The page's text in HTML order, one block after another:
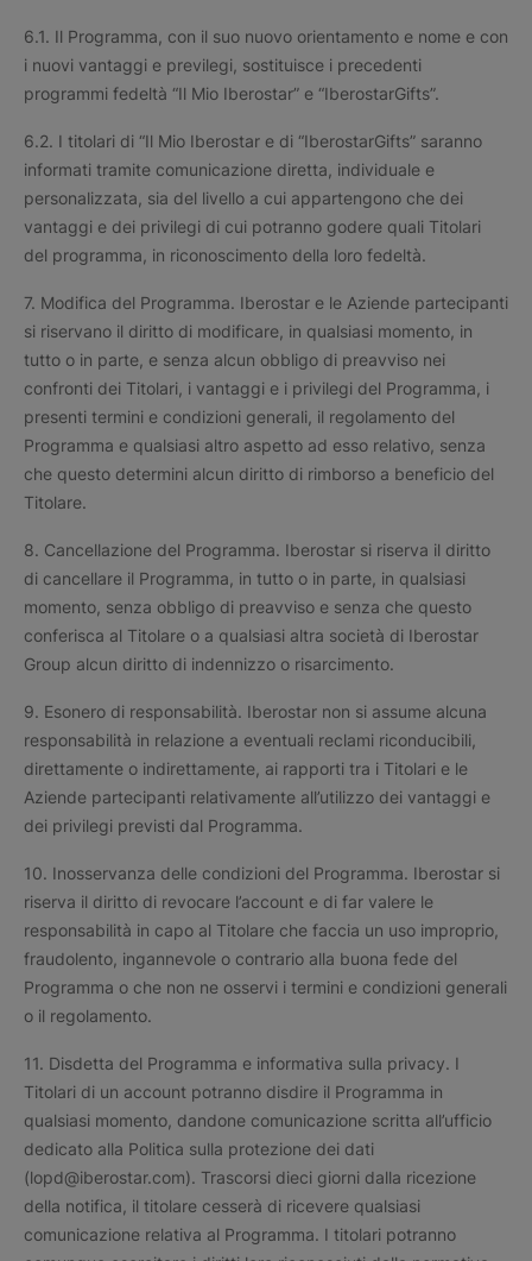
6.1. Il Programma, con il suo nuovo orientamento e nome e con
i nuovi vantaggi e previlegi, sostituisce i precedenti
programmi fedeltà “Il Mio Iberostar” e “IberostarGifts”.
6.2. I titolari di “Il Mio Iberostar e di “IberostarGifts” saranno
informati tramite comunicazione diretta, individuale e
personalizzata, sia del livello a cui appartengono che dei
vantaggi e dei privilegi di cui potranno godere quali Titolari
del programma, in riconoscimento della loro fedeltà.
7. Modifica del Programma. Iberostar e le Aziende partecipanti
si riservano il diritto di modificare, in qualsiasi momento, in
tutto o in parte, e senza alcun obbligo di preavviso nei
confronti dei Titolari, i vantaggi e i privilegi del Programma, i
presenti termini e condizioni generali, il regolamento del
Programma e qualsiasi altro aspetto ad esso relativo, senza
che questo determini alcun diritto di rimborso a beneficio del
Titolare.
8. Cancellazione del Programma. Iberostar si riserva il diritto
di cancellare il Programma, in tutto o in parte, in qualsiasi
momento, senza obbligo di preavviso e senza che questo
conferisca al Titolare o a qualsiasi altra società di Iberostar
Group alcun diritto di indennizzo o risarcimento.
9. Esonero di responsabilità. Iberostar non si assume alcuna
responsabilità in relazione a eventuali reclami riconducibili,
direttamente o indirettamente, ai rapporti tra i Titolari e le
Aziende partecipanti relativamente all’utilizzo dei vantaggi e
dei privilegi previsti dal Programma.
10. Inosservanza delle condizioni del Programma. Iberostar si
riserva il diritto di revocare l’account e di far valere le
responsabilità in capo al Titolare che faccia un uso improprio,
fraudolento, ingannevole o contrario alla buona fede del
Programma o che non ne osservi i termini e condizioni generali
o il regolamento.
11. Disdetta del Programma e informativa sulla privacy. I
Titolari di un account potranno disdire il Programma in
qualsiasi momento, dandone comunicazione scritta all’ufficio
dedicato alla Politica sulla protezione dei dati
(lopd@iberostar.com). Trascorsi dieci giorni dalla ricezione
della notifica, il titolare cesserà di ricevere qualsiasi
comunicazione relativa al Programma. I titolari potranno